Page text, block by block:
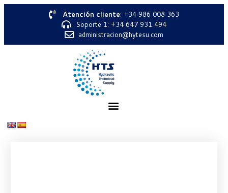
Atención cliente: +34 986 008 363
Soporte 1: +34 647 931 494
administracion@hytesu.com